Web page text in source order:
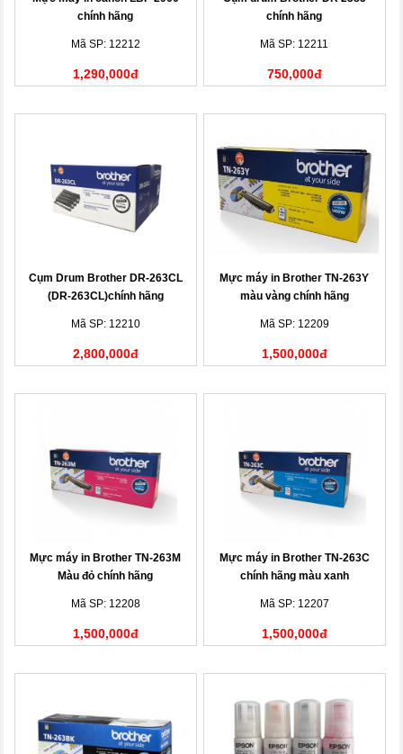
chính hãng
Mã SP: 12212
1,290,000đ
chính hãng
Mã SP: 12211
750,000đ
Cụm Drum Brother DR-263CL
(DR-263CL)chính hãng
Mã SP: 12210
2,800,000đ
Mực máy in Brother TN-263Y
màu vàng chính hãng
Mã SP: 12209
1,500,000đ
Mực máy in Brother TN-263M
Màu đỏ chính hãng
Mã SP: 12208
1,500,000đ
Mực máy in Brother TN-263C
chính hãng màu xanh
Mã SP: 12207
1,500,000đ